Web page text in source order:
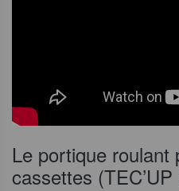
Le portique roulant
cassettes (TEC’UP